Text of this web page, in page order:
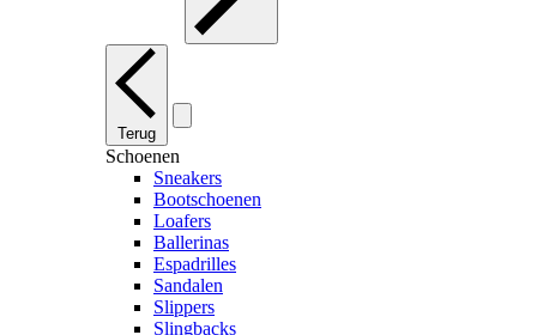
Terug
Schoenen
Sneakers
Bootschoenen
Loafers
Ballerinas
Espadrilles
Sandalen
Slippers
Slingbacks